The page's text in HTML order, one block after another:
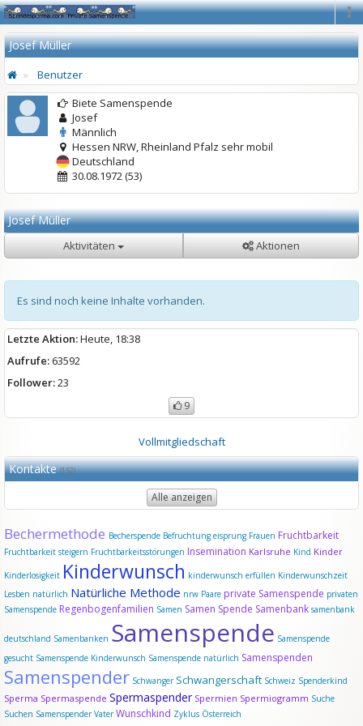
Josef Müller
Benutzer
Biete Samenspende
Josef
Männlich
Hessen NRW, Rheinland Pfalz sehr mobil
Deutschland
30.08.1972 (53)
Josef Müller
Aktivitäten Aktionen
Es sind noch keine Inhalte vorhanden.
Letzte Aktion:Heute, 18:38
Aufrufe: 63592
Follower:23
9
Vollmitgliedschaft
Kontakte(152)
Alle anzeigen
Bechermethode Becherspende Befruchtung eisprung Frauen Fruchtbarkeit
Fruchtbarkeit steigern Fruchtbarkeitsstörungen Insemination Karlsruhe Kind Kinder
Kinderlosigkeit Kinderwunsch kinderwunsch erfüllen Kinderwunschzeit
Lesben natürlich Natürliche Methode nrw Paare private Samenspende privaten
Samenspende Regenbogenfamilien Samen Samen Spende Samenbank samenbank
deutschland Samenbanken Samenspende Samenspende
gesucht Samenspende Kinderwunsch Samenspende natürlich Samenspenden
Samenspender Schwanger Schwangerschaft Schweiz Spenderkind
Sperma Spermaspende Spermaspender Spermien Spermiogramm Suche
Suchen Samenspender VaterWunschkind Zyklus Österreich